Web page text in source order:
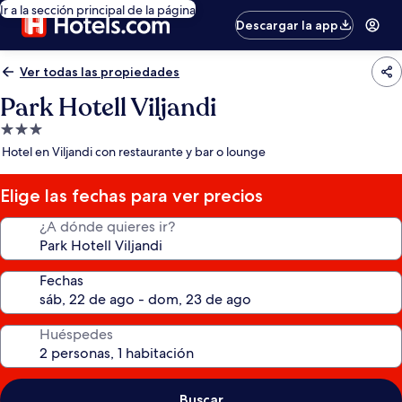
Ir a la sección principal de la página
Descargar la app
Ver todas las propiedades
Park Hotell Viljandi
Propiedad
de
estrellas
Hotel en Viljandi con restaurante y bar o lounge
Elige las fechas para ver precios
¿A dónde quieres ir?
Fechas
Huéspedes